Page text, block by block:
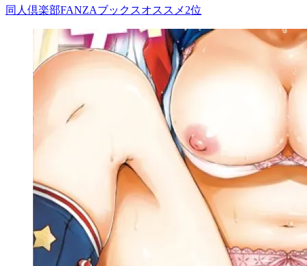
同人倶楽部FANZAブックスオススメ2位